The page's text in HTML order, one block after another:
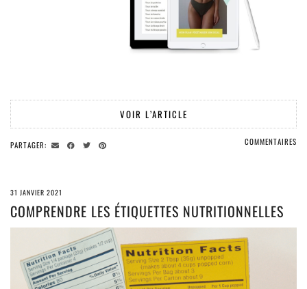
VOIR L’ARTICLE
PARTAGER: COMMENTAIRES
31 JANVIER 2021
COMPRENDRE LES ÉTIQUETTES NUTRITIONNELLES